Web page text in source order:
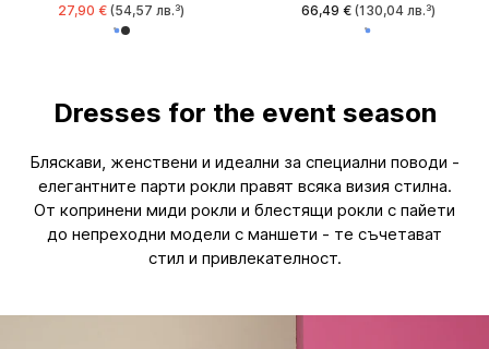
27,90 €(54,57 лв.³) 66,49 €(130,04 лв.³)
Dresses for the event season
Бляскави, женствени и идеални за специални поводи -
елегантните парти рокли правят всяка визия стилна.
От копринени миди рокли и блестящи рокли с пайети
до непреходни модели с маншети - те съчетават
стил и привлекателност.